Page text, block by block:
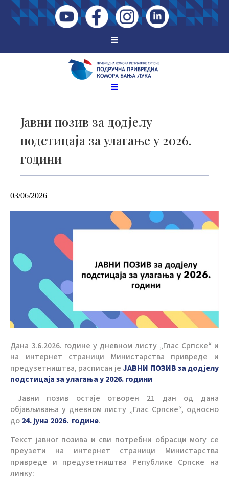
Јавни позив за додјелу
подстицаја за улагање у 2026.
години
03/06/2026
Дана 3.6.2026. године у дневном листу „Глас Српске“ и
на интернет страници Министарства привреде и
предузетништва, расписан је ЈАВНИ ПОЗИВза додјелу
подстицаја за улагања у 2026. години
Јавни позив остаје отворен 21 дан од дана
објављивања у дневном листу „Глас Српске“, односно
до24. jуна 2026. године.
Текст јавног позива и сви потребни обрасци могу се
преузети на интернет страници Министарства
привреде и предузетништва Републике Српске на
линку: